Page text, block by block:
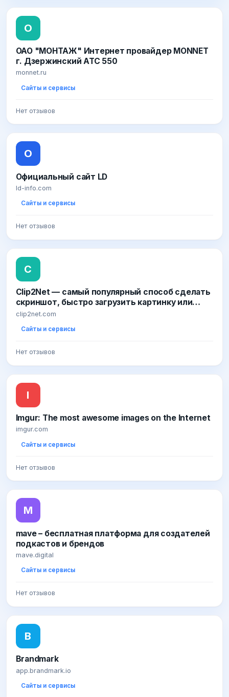
О
ОАО "МОНТАЖ" Интернет провайдер MONNET
г. Дзержинский АТС 550
monnet.ru
Сайты и сервисы
Нет отзывов
О
Официальный сайт LD
ld-info.com
Сайты и сервисы
Нет отзывов
C
Clip2Net — самый популярный способ сделать
скриншот, быстро загрузить картинку или
файл в Интернет
clip2net.com
Сайты и сервисы
Нет отзывов
I
Imgur: The most awesome images on the Internet
imgur.com
Сайты и сервисы
Нет отзывов
M
mave – бесплатная платформа для создателей
подкастов и брендов
mave.digital
Сайты и сервисы
Нет отзывов
B
Brandmark
app.brandmark.io
Сайты и сервисы